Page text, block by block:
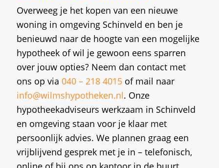
Overweeg je het kopen van een nieuwe
woning in omgeving Schinveld en ben je
benieuwd naar de hoogte van een mogelijke
hypotheek of wil je gewoon eens sparren
over jouw opties? Neem dan contact met
ons op via 040 – 218 4015of mail naar
info@wilmshypotheken.nl. Onze
hypotheekadviseurs werkzaam in Schinveld
en omgeving staan voor je klaar met
persoonlijk advies. We plannen graag een
vrijblijvend gesprek met je in – telefonisch,